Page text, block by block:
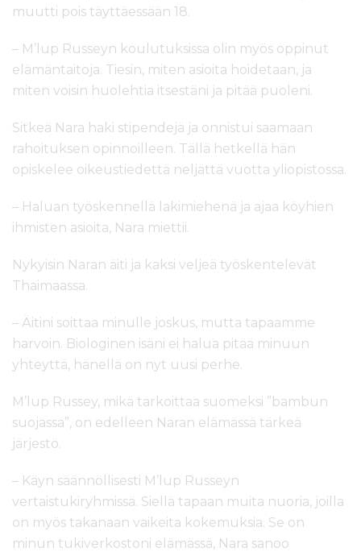
muutti pois täyttäessään 18.
– M’lup Russeyn koulutuksissa olin myös oppinut
elämäntaitoja. Tiesin, miten asioita hoidetaan, ja
miten voisin huolehtia itsestäni ja pitää puoleni.
Sitkeä Nara haki stipendejä ja onnistui saamaan
rahoituksen opinnoilleen. Tällä hetkellä hän
opiskelee oikeustiedettä neljättä vuotta yliopistossa.
– Haluan työskennellä lakimiehenä ja ajaa köyhien
ihmisten asioita, Nara miettii.
Nykyisin Naran äiti ja kaksi veljeä työskentelevät
Thaimaassa.
– Äitini soittaa minulle joskus, mutta tapaamme
harvoin. Biologinen isäni ei halua pitää minuun
yhteyttä, hänellä on nyt uusi perhe.
M’lup Russey, mikä tarkoittaa suomeksi ”bambun
suojassa”, on edelleen Naran elämässä tärkeä
järjestö.
– Käyn säännöllisesti M’lup Russeyn
vertaistukiryhmissä. Siellä tapaan muita nuoria, joilla
on myös takanaan vaikeita kokemuksia. Se on
minun tukiverkostoni elämässä, Nara sanoo